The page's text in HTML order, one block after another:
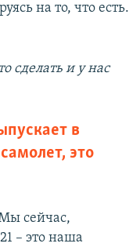
на то, что есть.
сделать и у нас
в
это
сейчас,
– это наша